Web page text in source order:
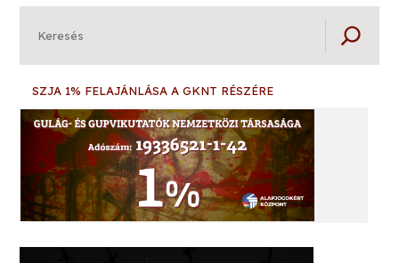
Keresés
SZJA 1% FELAJÁNLÁSA A GKNT RÉSZÉRE